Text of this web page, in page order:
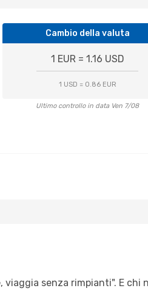
Cambio della valuta
1 EUR = 1.16 USD
1 USD = 0.86 EUR
Ultimo controllo in data Ven 7/08
senza rimpianti". E